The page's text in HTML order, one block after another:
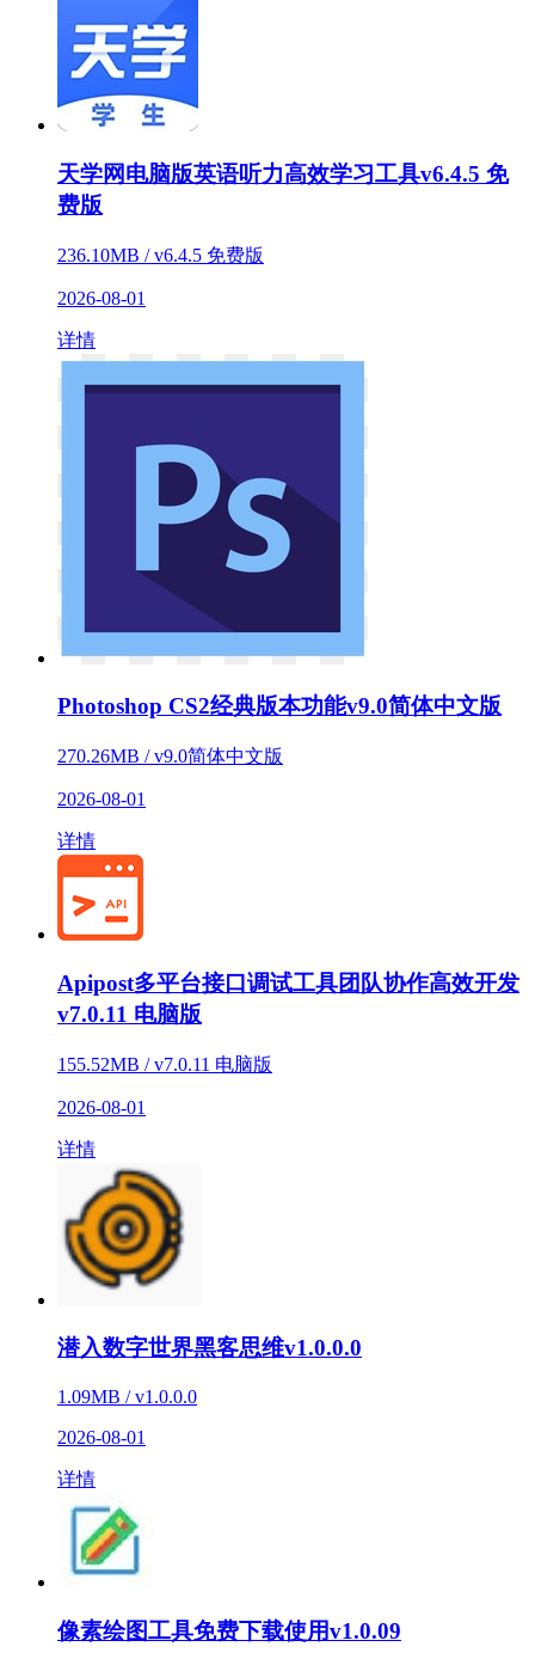
天学网电脑版英语听力高效学习工具v6.4.5 免
费版
236.10MB / v6.4.5 免费版
2026-08-01
详情
Photoshop CS2经典版本功能v9.0简体中文版
270.26MB / v9.0简体中文版
2026-08-01
详情
Apipost多平台接口调试工具团队协作高效开发
v7.0.11 电脑版
155.52MB / v7.0.11 电脑版
2026-08-01
详情
潜入数字世界黑客思维v1.0.0.0
1.09MB / v1.0.0.0
2026-08-01
详情
像素绘图工具免费下载使用v1.0.09